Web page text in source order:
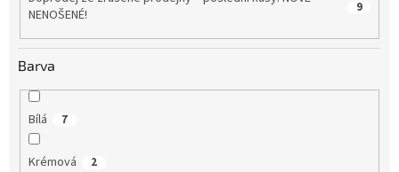
NENOŠENÉ!
9
Barva
Bílá 7
Krémová 2